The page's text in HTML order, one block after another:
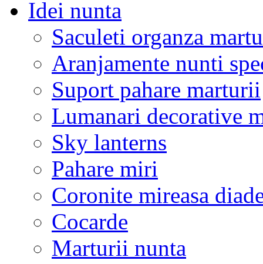
Idei nunta
Saculeti organza
Aranjamente nunti
Suport pahare marturii
Lumanari decorative
Sky lanterns
Pahare miri
Coronite mireasa
Cocarde
Marturii nunta